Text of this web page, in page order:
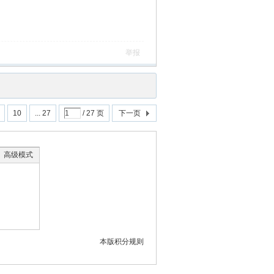
举报
10 ... 27 / 27 页 下一页
高级模式
本版积分规则